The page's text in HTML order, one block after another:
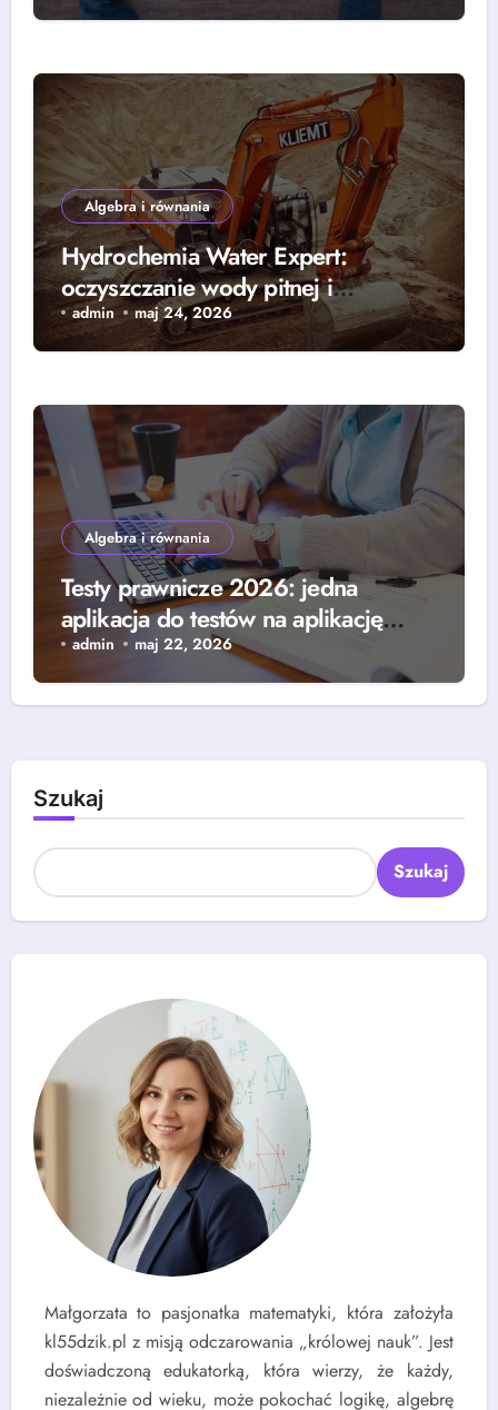
Algebra i równania
Hydrochemia Water Expert:
oczyszczanie wody pitnej i
czyszczenie instalacji
przemysłowych
admin maj 24, 2026
Algebra i równania
Testy prawnicze 2026: jedna
aplikacja do testów na aplikację
prawniczą i notarialną
admin maj 22, 2026
Szukaj
Szukaj
Małgorzata to pasjonatka matematyki, która założyła
kl55dzik.pl z misją odczarowania „królowej nauk”. Jest
doświadczoną edukatorką, która wierzy, że każdy,
niezależnie od wieku, może pokochać logikę, algebrę